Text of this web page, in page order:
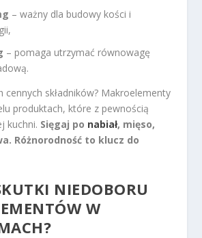
– ważny dla budowy kości i
– pomaga utrzymać równowagę
cennych składników? Makroelementy
produktach, które z pewnością
kuchni. Sięgaj po nabiał, mięso,
Różnorodność to klucz do
NIEDOBORU
W